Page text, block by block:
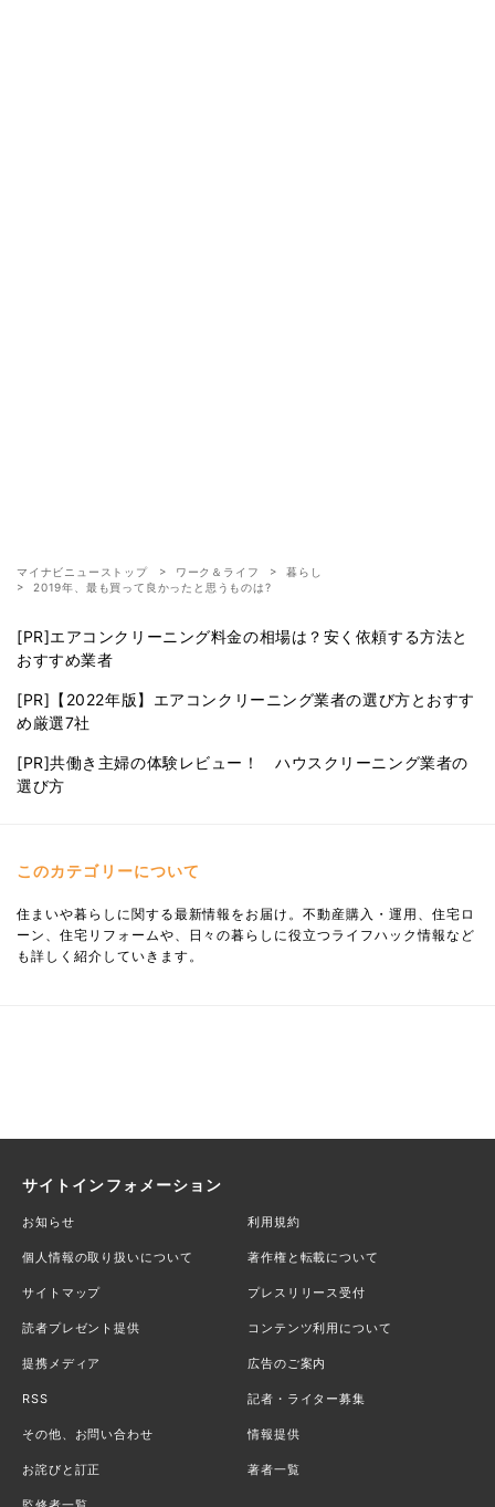
マイナビニューストップ ワーク＆ライフ
暮らし
2019年、最も買って良かったと思うものは?
[PR]エアコンクリーニング料金の相場は？安く依頼する方法と
おすすめ業者
[PR]【2022年版】エアコンクリーニング業者の選び方とおすす
め厳選7社
[PR]共働き主婦の体験レビュー！ ハウスクリーニング業者の
選び方
このカテゴリーについて
住まいや暮らしに関する最新情報をお届け。不動産購入・運用、住宅ロ
ーン、住宅リフォームや、日々の暮らしに役立つライフハック情報など
も詳しく紹介していきます。
サイトインフォメーション
お知らせ 利用規約
個人情報の取り扱いについて 著作権と転載について
サイトマップ プレスリリース受付
読者プレゼント提供 コンテンツ利用について
提携メディア 広告のご案内
RSS 記者・ライター募集
その他、お問い合わせ 情報提供
お詫びと訂正 著者一覧